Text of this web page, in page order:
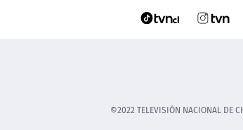
©2022 TELEVISIÓN NACIONAL DE